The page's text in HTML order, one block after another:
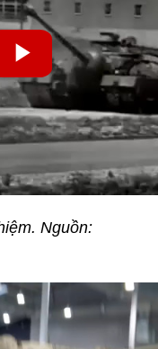
Nguồn: